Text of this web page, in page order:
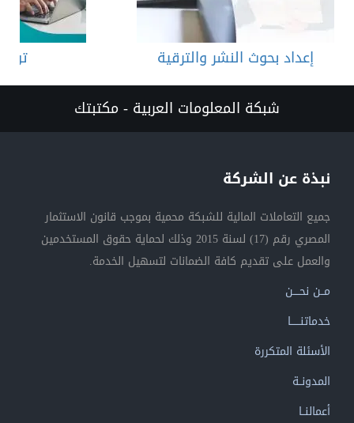
إعداد بحوث النشر والترقية
شبكة المعلومات العربية - مكتبتك
نبذة عن الشركة
جميع التعاملات المالية للشبكة محمية بموجب قانون الاستثمار
المصري رقم (17) لسنة 2015 وذلك لحماية حقوق المستخدمين
والعمل على تقديم كافة الضمانات لتسهيل الخدمة.
مــن نحــــن
خدماتنــــــا
الأسئلة المتكررة
المدونــة
أعمالنــا